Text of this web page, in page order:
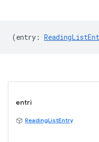
(entry :
entri
ReadingListEntry